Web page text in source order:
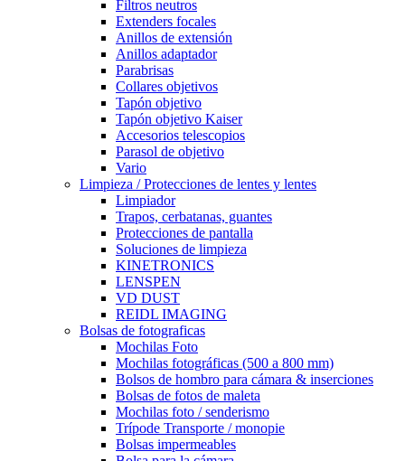
Filtros neutros
Extenders focales
Anillos de extensión
Anillos adaptador
Parabrisas
Collares objetivos
Tapón objetivo
Tapón objetivo Kaiser
Accesorios telescopios
Parasol de objetivo
Vario
Limpieza / Protecciones de lentes y lentes
Limpiador
Trapos, cerbatanas, guantes
Protecciones de pantalla
Soluciones de limpieza
KINETRONICS
LENSPEN
VD DUST
REIDL IMAGING
Bolsas de fotograficas
Mochilas Foto
Mochilas fotográficas (500 a 800 mm)
Bolsos de hombro para cámara & inserciones
Bolsas de fotos de maleta
Mochilas foto / senderismo
Trípode Transporte / monopie
Bolsas impermeables